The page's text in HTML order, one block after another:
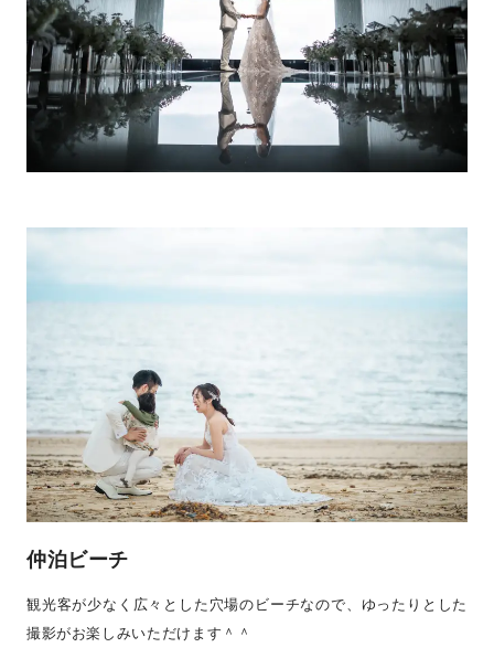
仲泊ビーチ
観光客が少なく広々とした穴場のビーチなので、ゆったりとした
撮影がお楽しみいただけます＾＾